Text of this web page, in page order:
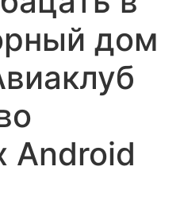
дом
Android